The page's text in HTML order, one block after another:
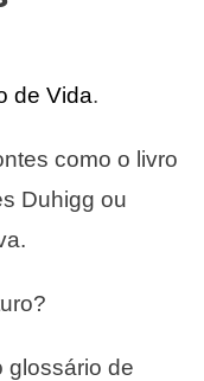
de Vida.
como o livro
Duhigg ou
glossário de